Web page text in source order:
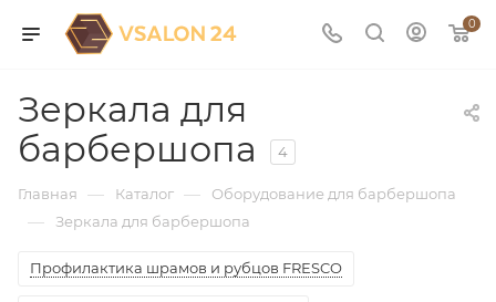
0
Зеркала для
барбершопа
4
Главная — Каталог — Оборудование для барбершопа
— Зеркала для барбершопа
Профилактика шрамов и рубцов FRESCO